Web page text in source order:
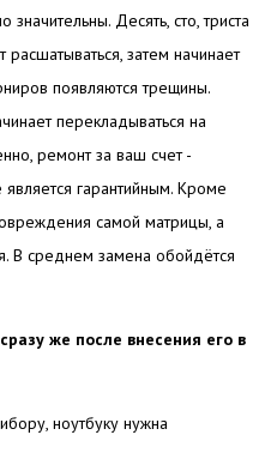
Десять, сто, триста
затем начинает
появляются трещины.
перекладываться на
ремонт за ваш счет -
гарантийным. Кроме
самой матрицы, а
В среднем замена обойдётся
же после внесения его в
ноутбуку нужна